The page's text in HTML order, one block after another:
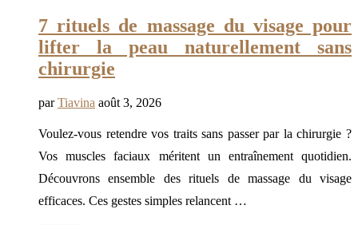
7 rituels de massage du visage pour
lifter la peau naturellement sans
chirurgie
parTiavina août 3, 2026
Voulez-vous retendre vos traits sans passer par la chirurgie ?
Vos muscles faciaux méritent un entraînement quotidien.
Découvrons ensemble des rituels de massage du visage
efficaces. Ces gestes simples relancent …